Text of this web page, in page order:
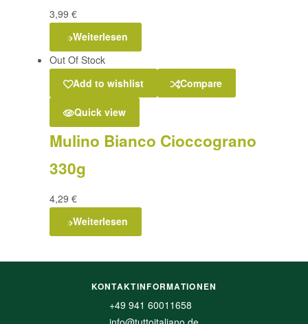
3,99 €
Weiterlesen
Out Of Stock
Add to wishlist
Compare
Quick view
Mulino Bianco Cioccograno
330g
4,29 €
Weiterlesen
KONTAKTINFORMATIONEN
+49 941 60011658